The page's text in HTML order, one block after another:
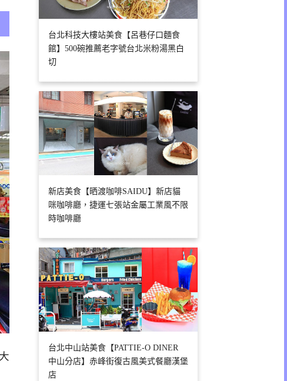
台北科技大樓站美食【呂巷仔口麵食
館】500碗推薦老字號台北米粉湯黑白
切
新店美食【晒渡咖啡SAIDU】新店貓
咪咖啡廳，捷運七張站金屬工業風不限
時咖啡廳
台北中山站美食【PATTIE-O DINER
中山分店】赤峰街復古風美式餐廳漢堡
店